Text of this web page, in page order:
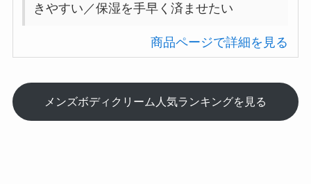
きやすい／保湿を手早く済ませたい
商品ページで詳細を見る
メンズボディクリーム人気ランキングを見る